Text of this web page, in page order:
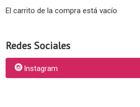
El carrito de la compra está vacío
Redes Sociales
Instagram